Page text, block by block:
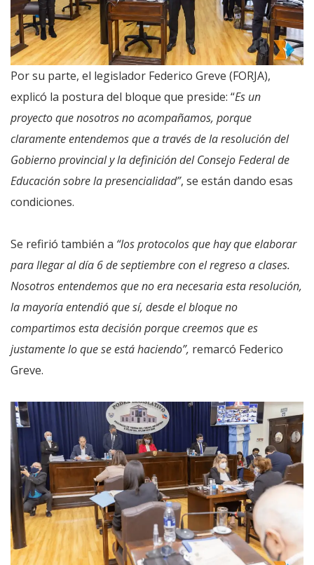
Por su parte, el legislador Federico Greve (FORJA),
explicó la postura del bloque que preside: “Es un
proyecto que nosotros no acompañamos, porque
claramente entendemos que a través de la resolución del
Gobierno provincial y la definición del Consejo Federal de
Educación sobre la presencialidad”, se están dando esas
condiciones.
Se refirió también a “los protocolos que hay que elaborar
para llegar al día 6 de septiembre con el regreso a clases.
Nosotros entendemos que no era necesaria esta resolución,
la mayoría entendió que sí, desde el bloque no
compartimos esta decisión porque creemos que es
justamente lo que se está haciendo”, remarcó Federico
Greve.